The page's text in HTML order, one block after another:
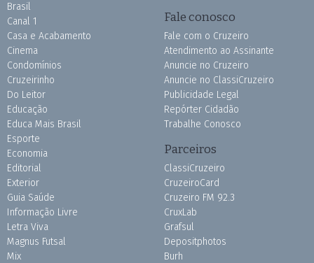
Brasil
Canal 1
Casa e Acabamento
Cinema
Condomínios
Cruzeirinho
Do Leitor
Educação
Educa Mais Brasil
Esporte
Economia
Editorial
Exterior
Guia Saúde
Informação Livre
Letra Viva
Magnus Futsal
Mix
Fale conosco
Fale com o Cruzeiro
Atendimento ao Assinante
Anuncie no Cruzeiro
Anuncie no ClassiCruzeiro
Publicidade Legal
Repórter Cidadão
Trabalhe Conosco
Parceiros
ClassiCruzeiro
CruzeiroCard
Cruzeiro FM 92.3
CruxLab
Grafsul
Depositphotos
Burh